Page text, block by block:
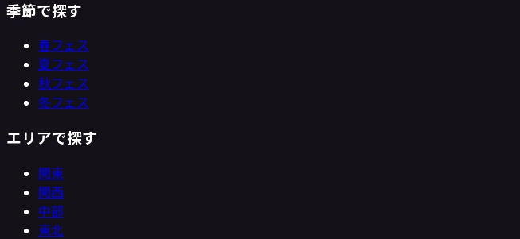
季節で探す
春フェス
夏フェス
秋フェス
冬フェス
エリアで探す
関東
関西
中部
東北